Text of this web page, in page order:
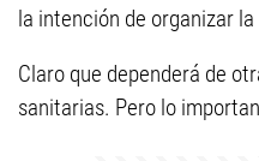
la intención de organizar
Claro que dependerá de
sanitarias. Pero lo